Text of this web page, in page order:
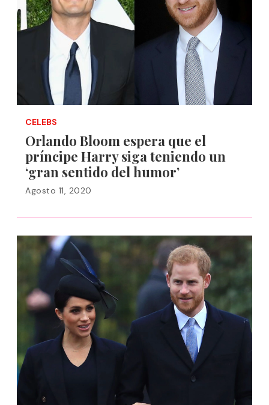
CELEBS
Orlando Bloom espera que el
príncipe Harry siga teniendo un
‘gran sentido del humor’
Agosto 11, 2020